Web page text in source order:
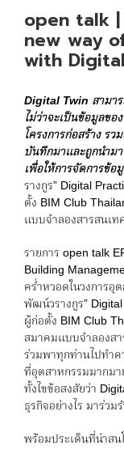
open talk |
new way
with
Digital Twin สามา
ไม่ว่าจะเป็นข้อมูลข
โครงการก่อสร้าง ร
บันทึกมาและถูกนำม
เพื่อให้การจัดการข้อ
รางกูร” Digital
ตั้ง BIM Club
แบบจำลองสารสนเ
รายการ open talk
Building
คร่ำหวอดในวงการ
พัฒน์วรางกูร”
ผู้ก่อตั้ง BIM Club
สมาคมแบบจำลองส
ร่วมพาทุกท่านไปทำ
ที่อุตสาหกรรมมากม
ทั้งไขข้อสงสัยว่า
ธุรกิจอย่างไร มาร่ว
พร้อมประเด็นที่น่าสน